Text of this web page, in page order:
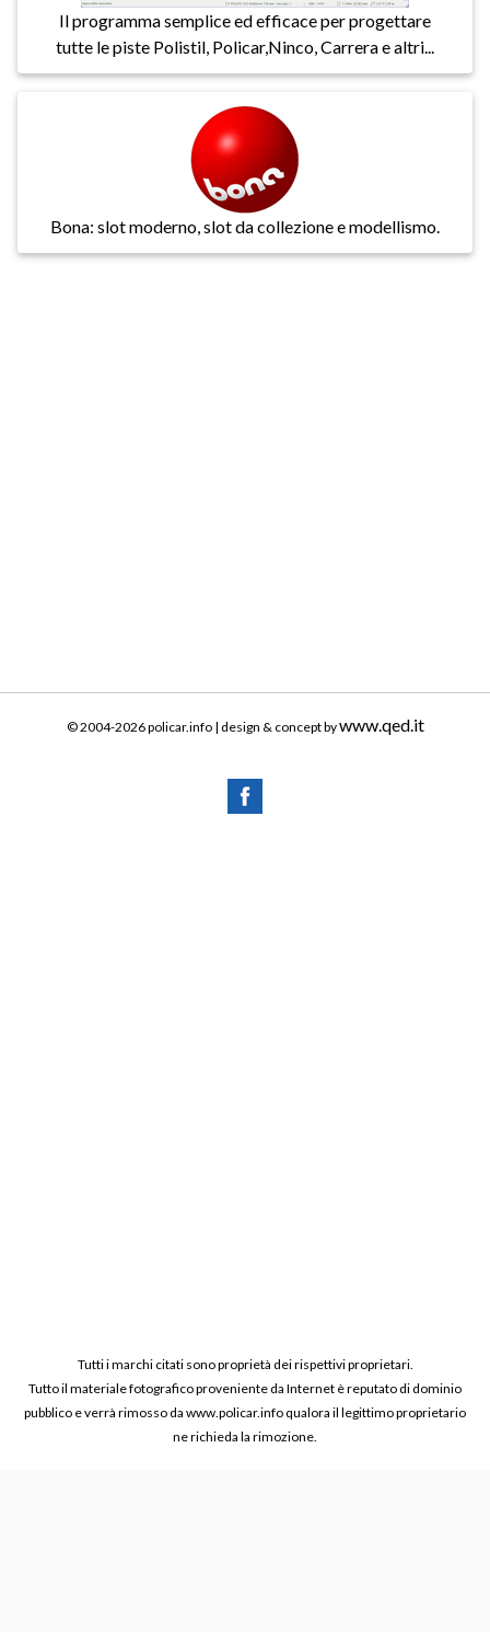
Il programma semplice ed efficace per progettare
tutte le piste Polistil, Policar,Ninco, Carrera e altri...
Bona: slot moderno, slot da collezione e modellismo.
© 2004-2026 policar.info | design & concept bywww.qed.it
Tutti i marchi citati sono proprietà dei rispettivi proprietari.
Tutto il materiale fotografico proveniente da Internet è reputato di dominio
pubblico e verrà rimosso da www.policar.info qualora il legittimo proprietario
ne richieda la rimozione.